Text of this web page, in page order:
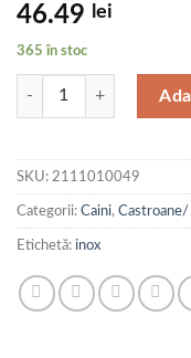
46.49 lei
365 în stoc
Cantitate Pet Expert
SKU: 2111010049
Categorii: Caini, Castroane/
Etichetă: inox